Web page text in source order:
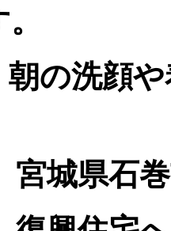
着替
城県石